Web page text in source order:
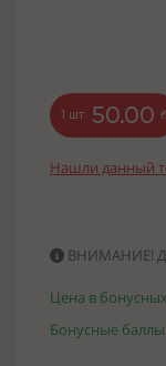
1 шт. 50.00 ₴
Нашли данный
ВНИМАНИЕ!
Цена в
Бонусные